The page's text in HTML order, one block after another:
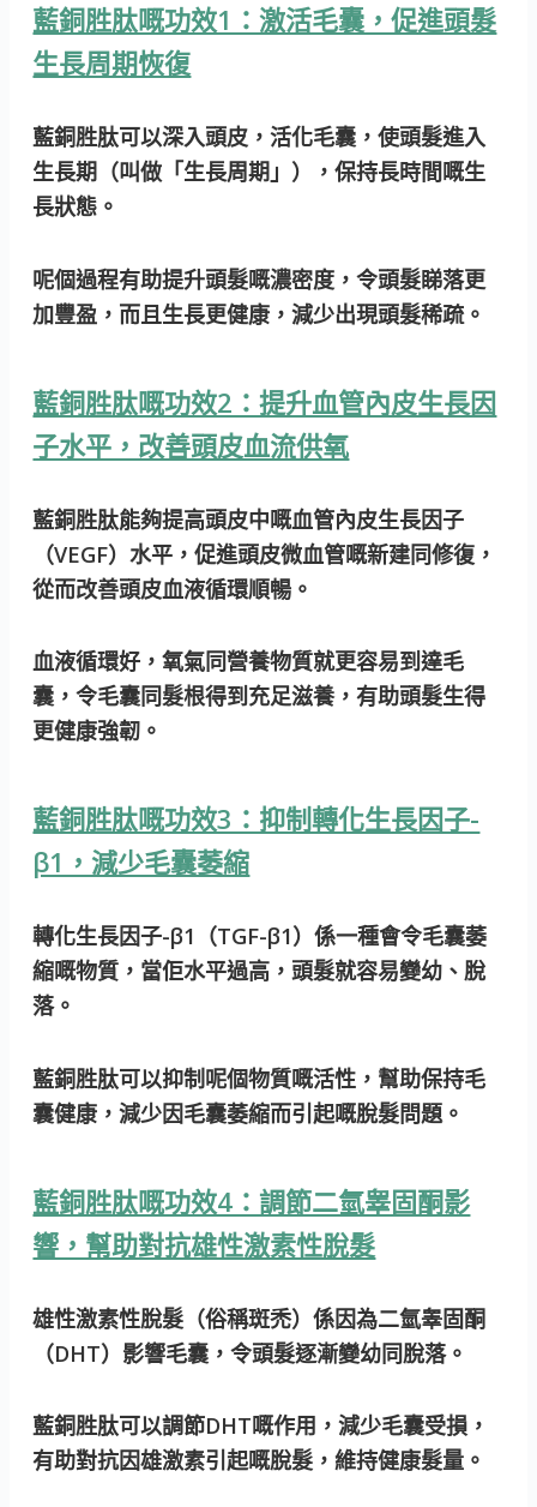
藍銅胜肽嘅功效1：激活毛囊，促進頭髮
生長周期恢復
藍銅胜肽可以深入頭皮，活化毛囊，使頭髮進入
生長期（叫做「生長周期」），保持長時間嘅生
長狀態。
呢個過程有助提升頭髮嘅濃密度，令頭髮睇落更
加豐盈，而且生長更健康，減少出現頭髮稀疏。
藍銅胜肽嘅功效2：提升血管內皮生長因
子水平，改善頭皮血流供氧
藍銅胜肽能夠提高頭皮中嘅血管內皮生長因子
（VEGF）水平，促進頭皮微血管嘅新建同修復，
從而改善頭皮血液循環順暢。
血液循環好，氧氣同營養物質就更容易到達毛
囊，令毛囊同髮根得到充足滋養，有助頭髮生得
更健康強韌。
藍銅胜肽嘅功效3：抑制轉化生長因子-
β1，減少毛囊萎縮
轉化生長因子-β1（TGF-β1）係一種會令毛囊萎
縮嘅物質，當佢水平過高，頭髮就容易變幼、脫
落。
藍銅胜肽可以抑制呢個物質嘅活性，幫助保持毛
囊健康，減少因毛囊萎縮而引起嘅脫髮問題。
藍銅胜肽嘅功效4：調節二氫睾固酮影
響，幫助對抗雄性激素性脫髮
雄性激素性脫髮（俗稱斑禿）係因為二氫睾固酮
（DHT）影響毛囊，令頭髮逐漸變幼同脫落。
藍銅胜肽可以調節DHT嘅作用，減少毛囊受損，
有助對抗因雄激素引起嘅脫髮，維持健康髮量。